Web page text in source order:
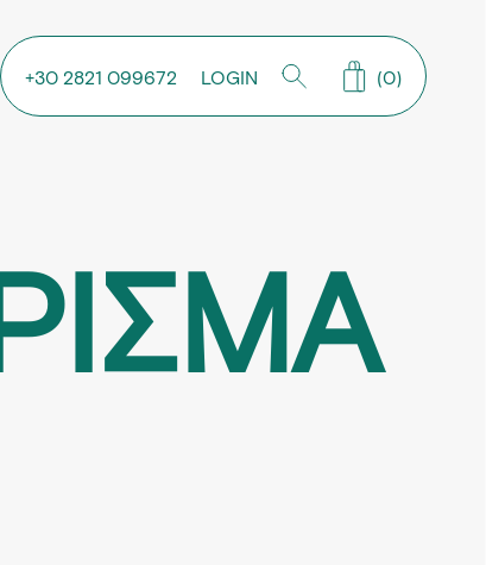
+30 2821 099672 LOGIN (0)